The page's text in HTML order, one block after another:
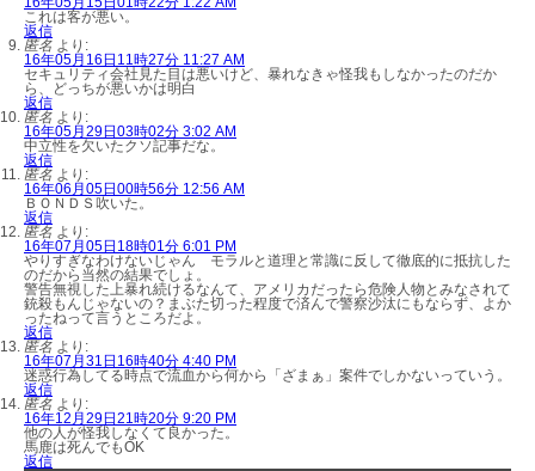
これは客が悪い。
返信
匿名 より:
16年05月16日11時27分 11:27 AM
セキュリティ会社見た目は悪いけど、暴れなきゃ怪我もしなかったのだか
ら、どっちが悪いかは明白
返信
匿名 より:
16年05月29日03時02分 3:02 AM
中立性を欠いたクソ記事だな。
返信
匿名 より:
16年06月05日00時56分 12:56 AM
ＢＯＮＤＳ吹いた。
返信
匿名 より:
16年07月05日18時01分 6:01 PM
やりすぎなわけないじゃん モラルと道理と常識に反して徹底的に抵抗した
のだから当然の結果でしょ。
警告無視した上暴れ続けるなんて、アメリカだったら危険人物とみなされて
銃殺もんじゃないの？まぶた切った程度で済んで警察沙汰にもならず、よか
ったねって言うところだよ。
返信
匿名 より:
16年07月31日16時40分 4:40 PM
迷惑行為してる時点で流血から何から「ざまぁ」案件でしかないっていう。
返信
匿名 より:
16年12月29日21時20分 9:20 PM
他の人が怪我しなくて良かった。
馬鹿は死んでもOK
返信